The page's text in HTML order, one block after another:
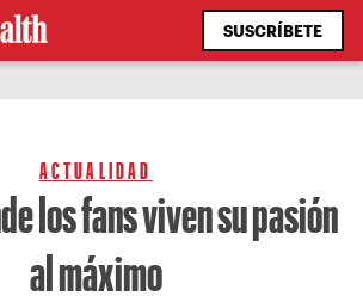
SUSCRÍBETE
ACTUALIDAD
los fans viven su pasión
al máximo